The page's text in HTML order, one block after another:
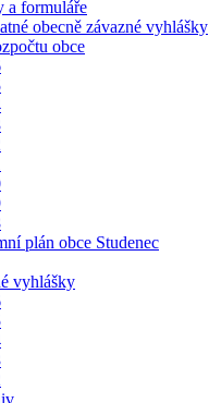
a formuláře
obecně závazné vyhlášky
obce
plán obce Studenec
vyhlášky